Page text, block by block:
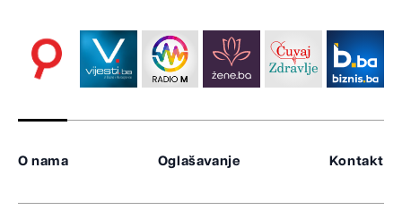
O nama Oglašavanje Kontakt